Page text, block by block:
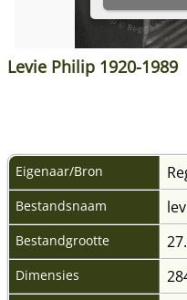
Levie Philip 1920-1989
Eigenaar/Bron
Bestandsnaam
Bestandgrootte
Dimensies